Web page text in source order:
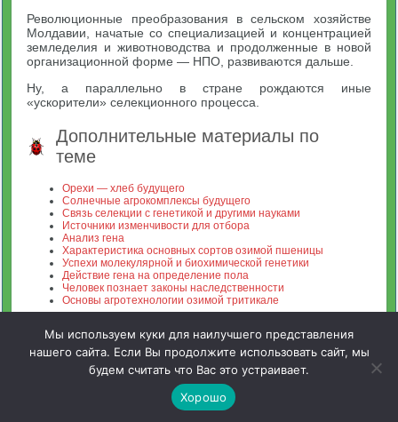
Революционные преобразования в сельском хозяйстве
Молдавии, начатые со специализацией и концентрацией
земледелия и животноводства и продолженные в новой
организационной форме — НПО, развиваются дальше.
Ну, а параллельно в стране рождаются иные
«ускорители» селекционного процесса.
Дополнительные материалы по
теме
Орехи — хлеб будущего
Солнечные агрокомплексы будущего
Связь селекции с генетикой и другими науками
Источники изменчивости для отбора
Анализ гена
Характеристика основных сортов озимой пшеницы
Успехи молекулярной и биохимической генетики
Действие гена на определение пола
Человек познает законы наследственности
Основы агротехнологии озимой тритикале
Зооинженерный факультет МСХА. Неофициальный сайт
Мы используем куки для наилучшего представления
нашего сайта. Если Вы продолжите использовать сайт, мы
будем считать что Вас это устраивает.
Хорошо